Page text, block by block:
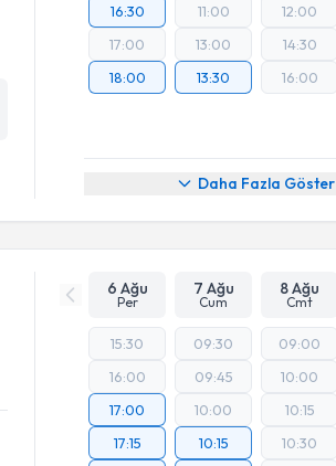
16:30
17:00
18:00
11:00
13:00
13:30
12:00
14:30
16:00
Daha Fazla Göster
6 Ağu
Per
7 Ağu
Cum
8 Ağu
Cmt
15:30
16:00
17:00
17:15
09:30
09:45
10:00
10:15
09:00
10:00
10:15
10:30